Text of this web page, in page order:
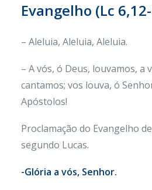
Evangelho (Lc
– Aleluia, Aleluia, Aleluia.
– A vós, ó Deus, louvamos, a
cantamos; vos louva, ó
Apóstolos!
Proclamação do Evangelho
segundo Lucas.
-Glória a vós, Senhor.